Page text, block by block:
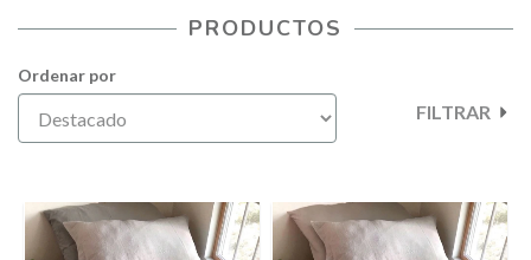
PRODUCTOS
Ordenar por
FILTRAR